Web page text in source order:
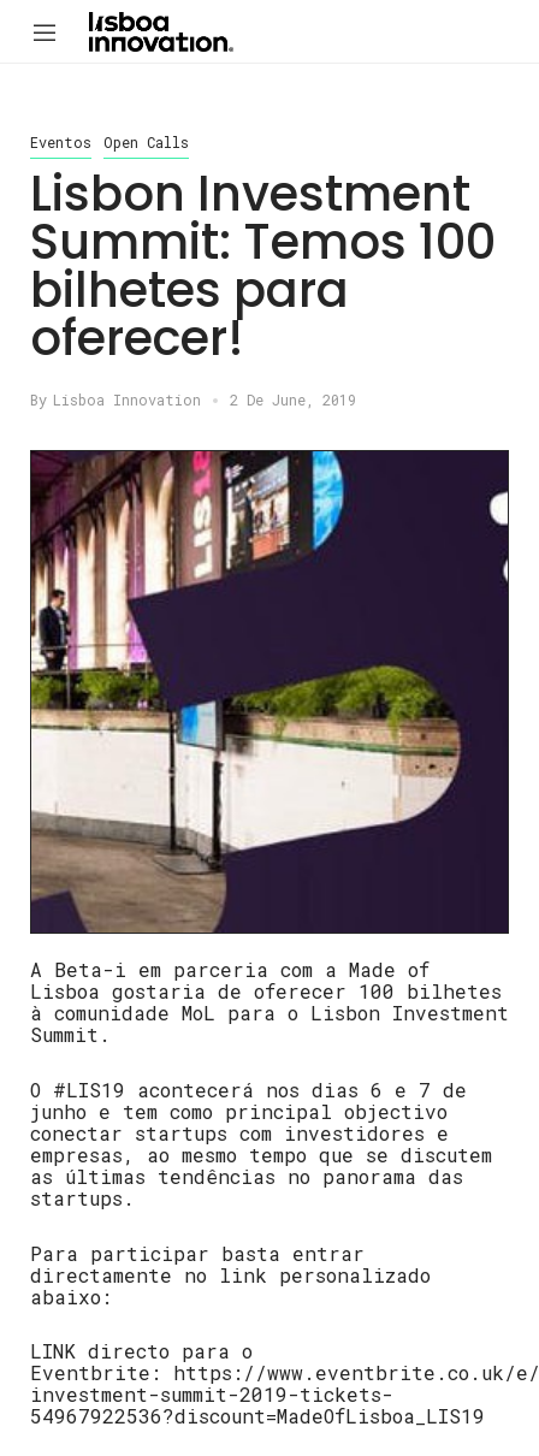
Eventos Open Calls
Lisbon Investment
Summit: Temos 100
bilhetes para
oferecer!
By Lisboa Innovation 2 De June, 2019
A Beta-i em parceria com a Made of
Lisboa gostaria de oferecer 100 bilhetes
à comunidade MoL para o Lisbon Investment
Summit.
O #LIS19 acontecerá nos dias 6 e 7 de
junho e tem como principal objectivo
conectar startups com investidores e
empresas, ao mesmo tempo que se discutem
as últimas tendências no panorama das
startups.
Para participar basta entrar
directamente no link personalizado
abaixo:
LINK directo para o
Eventbrite: https://www.eventbrite.co.uk/
investment-summit-2019-tickets-
54967922536?discount=MadeOfLisboa_LIS19